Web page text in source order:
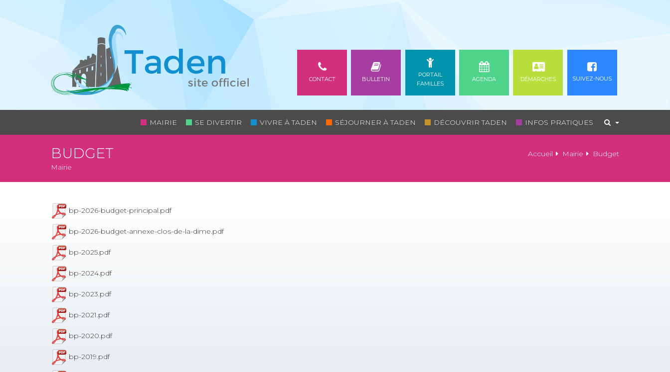
MAIRIE SE DIVERTIR VIVRE À TADEN SÉJOURNER À TADEN DÉCOUVRIR TADEN INFOS PRATIQUES
CONTACT BULLETIN
PORTAIL
FAMILLES
AGENDA DÉMARCHES SUIVEZ-NOUS
BUDGET
Mairie
Accueil Mairie Budget
bp-2026-budget-principal.pdf
bp-2026-budget-annexe-clos-de-la-dime.pdf
bp-2025.pdf
bp-2024.pdf
bp-2023.pdf
bp-2021.pdf
bp-2020.pdf
bp-2019.pdf